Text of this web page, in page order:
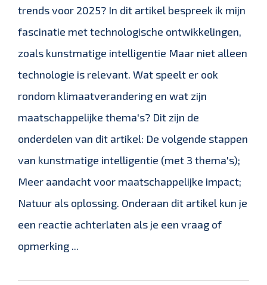
trends voor 2025? In dit artikel bespreek ik mijn
fascinatie met technologische ontwikkelingen,
zoals kunstmatige intelligentie Maar niet alleen
technologie is relevant. Wat speelt er ook
rondom klimaatverandering en wat zijn
maatschappelijke thema's? Dit zijn de
onderdelen van dit artikel: De volgende stappen
van kunstmatige intelligentie (met 3 thema's);
Meer aandacht voor maatschappelijke impact;
Natuur als oplossing. Onderaan dit artikel kun je
een reactie achterlaten als je een vraag of
opmerking ...